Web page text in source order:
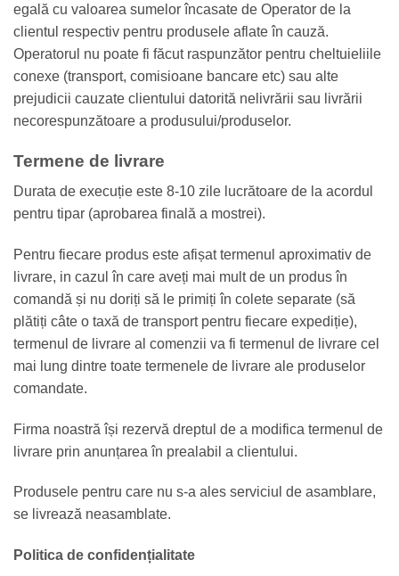
egală cu valoarea sumelor încasate de Operator de la
clientul respectiv pentru produsele aflate în cauză.
Operatorul nu poate fi făcut raspunzător pentru cheltuieliile
conexe (transport, comisioane bancare etc) sau alte
prejudicii cauzate clientului datorită nelivrării sau livrării
necorespunzătoare a produsului/produselor.
Termene de livrare
Durata de execuție este 8-10 zile lucrătoare de la acordul
pentru tipar (aprobarea finală a mostrei).
Pentru fiecare produs este afișat termenul aproximativ de
livrare, in cazul în care aveți mai mult de un produs în
comandă și nu doriți să le primiți în colete separate (să
plătiți câte o taxă de transport pentru fiecare expediție),
termenul de livrare al comenzii va fi termenul de livrare cel
mai lung dintre toate termenele de livrare ale produselor
comandate.
Firma noastră își rezervă dreptul de a modifica termenul de
livrare prin anunțarea în prealabil a clientului.
Produsele pentru care nu s-a ales serviciul de asamblare,
se livrează neasamblate.
Politica de confidențialitate